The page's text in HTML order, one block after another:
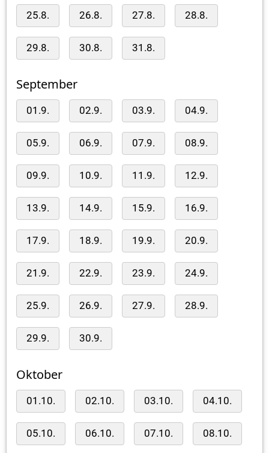
25.8. 26.8. 27.8. 28.8.
29.8. 30.8. 31.8.
September
01.9. 02.9. 03.9. 04.9.
05.9. 06.9. 07.9. 08.9.
09.9. 10.9. 11.9. 12.9.
13.9. 14.9. 15.9. 16.9.
17.9. 18.9. 19.9. 20.9.
21.9. 22.9. 23.9. 24.9.
25.9. 26.9. 27.9. 28.9.
29.9. 30.9.
Oktober
01.10. 02.10. 03.10. 04.10.
05.10. 06.10. 07.10. 08.10.